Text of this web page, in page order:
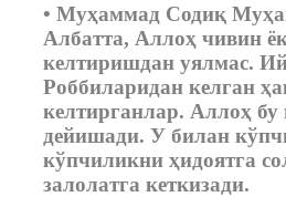
• Муҳаммад Содиқ
Албатта, Аллоҳ чивин
келтиришдан уялмас.
Роббиларидан келган
келтирганлар. Аллоҳ
дейишади. У билан
кўпчиликни ҳидоятга
залолатга кеткизади.